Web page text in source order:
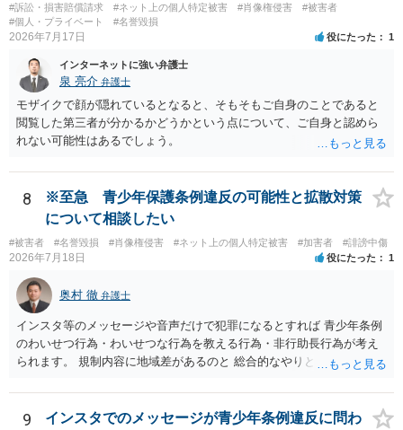
方法、無認証プレビューの廃止、申出時の即時非公開化、未購入映像
の保存期間などを整備する必要があります。実際の画面、照合ロジッ
のリーガルチェックを受けるのがよいでしょう。
#訴訟・損害賠償請求 #ネット上の個人特定被害 #肖像権侵害
#被害者
#個人・プライベート
#名誉毀損
2026年7月17日 役にたった 1
インターネットに強い弁護士
泉 亮介 弁護士
モザイクで顔が隠れているとなると、そもそもご自身のことであると
閲覧した第三者が分かるかどうかという点について、ご自身と認めら
れない可能性はあるでしょう。
8
※至急 青少年保護条例違反の可能性と拡散対策
について相談したい
#被害者 #名誉毀損 #肖像権侵害 #ネット上の個人特定被害 #加害者 #誹謗中傷
2026年7月18日 役にたった 1
奥村 徹 弁護士
インスタ等のメッセージや音声だけで犯罪になるとすれば 青少年条例
のわいせつ行為・わいせつな行為を教える行為・非行助長行為が考え
られます。 規制内容に地域差があるのと 総合的なやりとりの内容で判
す。
9
インスタでのメッセージが青少年条例違反に問わ